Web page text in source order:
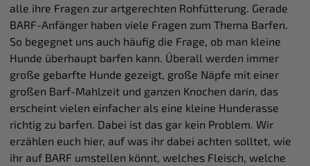
alle ihre Fragen zur artgerechten Rohfütterung. Gerade
BARF-Anfänger haben viele Fragen zum Thema Barfen.
So begegnet uns auch häufig die Frage, ob man kleine
Hunde überhaupt barfen kann. Überall werden immer
große gebarfte Hunde gezeigt, große Näpfe mit einer
großen Barf-Mahlzeit und ganzen Knochen darin, das
erscheint vielen einfacher als eine kleine Hunderasse
richtig zu barfen. Dabei ist das gar kein Problem. Wir
erzählen euch hier, auf was ihr dabei achten solltet, wie
ihr auf BARF umstellen könnt, welches Fleisch, welche